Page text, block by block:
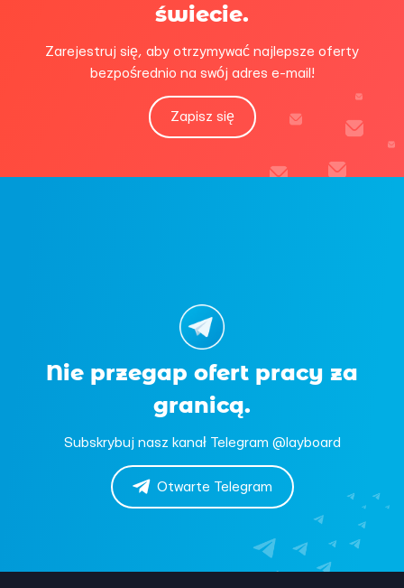
świecie.
Zarejestruj się, aby otrzymywać najlepsze oferty
bezpośrednio na swój adres e-mail!
Zapisz się
Nie przegap ofert pracy za
granicą.
Subskrybuj nasz kanał Telegram @layboard
Otwarte Telegram